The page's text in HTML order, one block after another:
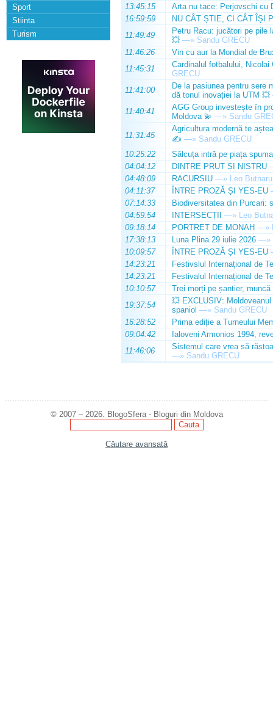
Sport
Stiinta
Turism
13:45:15
Arta nu tace: Perjovschi cu
16:59:59
NU CÂT ȘTIE, CI CÂT ÎȘI
11:49:49
Petru Racu: jucători pe pile
💥 —» Sandu GRECU
11:46:26
Vin cu aur la Mondial de
11:45:31
Cardinalul fotbalului,
GRECU
11:41:00
De la pasiunea pentru sere
dă tonul inovației la UTM 💥
11:40:41
AGG Group investește în
Moldova 💫 —» Sandu
11:31:45
Agricultura modernă te
✍️ —» Sandu GRECU
10:25:22
Sălcuța intră pe piața
04:04:12
DINTRE PRUT ȘI NISTRU
04:48:09
RACURSIU —» Leo Butnaru
04:11:37
ÎNTRE PROZĂ ȘI YES-EU
07:14:33
Biodiversitatea din Purcari:
04:59:54
INTERSECȚII —» Leo
09:18:14
PORTRET DE MONAH —»
17:38:13
Luna Plina 29 iulie 2026 —»
10:09:57
ÎNTRE PROZĂ ȘI YES-EU
14:23:21
Festivslul Internațional de
14:23:21
Festivalul Internațional de
10:10:57
Trei morți pe șantier, muncă
19:37:54
💥 EXCLUSIV:
spaniol —» Sandu GRECU
16:28:52
Prima ediție a Turneului
09:04:42
Ialoveni Armonios 1994,
11:46:06
Sistemul care vrea să
—» Sandu GRECU
© 2007 – 2026. BlogoSfera - Bloguri din Moldova
Căutare avansată